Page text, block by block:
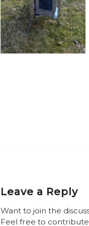
Leave a Reply
Want to join the
Feel free to